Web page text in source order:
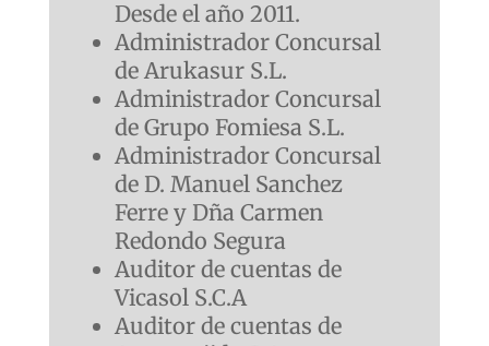
Desde el año 2011.
Administrador Concursal
de Arukasur S.L.
Administrador Concursal
de Grupo Fomiesa S.L.
Administrador Concursal
de D. Manuel Sanchez
Ferre y Dña Carmen
Redondo Segura
Auditor de cuentas de
Vicasol S.C.A
Auditor de cuentas de